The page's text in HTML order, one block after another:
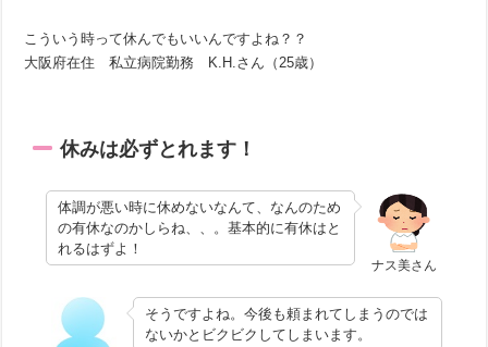
こういう時って休んでもいいんですよね？？
大阪府在住 私立病院勤務 K.H.さん（25歳）
休みは必ずとれます！
ナス美さん
体調が悪い時に休めないなんて、なんのため
の有休なのかしらね、、。基本的に有休はと
れるはずよ！
そうですよね。今後も頼まれてしまうのでは
ないかとビクビクしてしまいます。